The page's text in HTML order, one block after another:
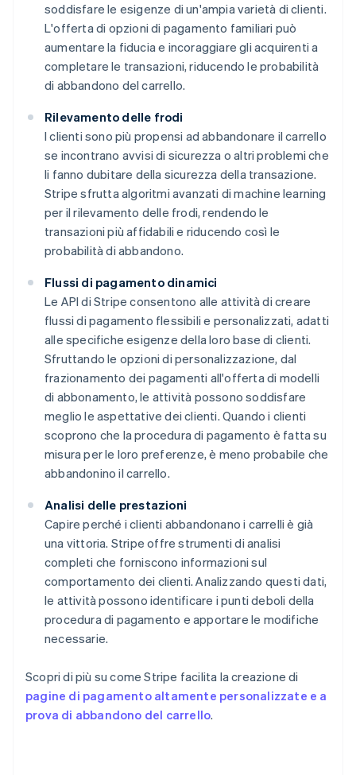
soddisfare le esigenze di un'ampia varietà di clienti.
L'offerta di opzioni di pagamento familiari può
aumentare la fiducia e incoraggiare gli acquirenti a
completare le transazioni, riducendo le probabilità
di abbandono del carrello.
Rilevamento delle frodi
I clienti sono più propensi ad abbandonare il carrello
se incontrano avvisi di sicurezza o altri problemi che
li fanno dubitare della sicurezza della transazione.
Stripe sfrutta algoritmi avanzati di machine learning
per il rilevamento delle frodi, rendendo le
transazioni più affidabili e riducendo così le
probabilità di abbandono.
Flussi di pagamento dinamici
Le API di Stripe consentono alle attività di creare
flussi di pagamento flessibili e personalizzati, adatti
alle specifiche esigenze della loro base di clienti.
Sfruttando le opzioni di personalizzazione, dal
frazionamento dei pagamenti all'offerta di modelli
di abbonamento, le attività possono soddisfare
meglio le aspettative dei clienti. Quando i clienti
scoprono che la procedura di pagamento è fatta su
misura per le loro preferenze, è meno probabile che
abbandonino il carrello.
Analisi delle prestazioni
Capire perché i clienti abbandonano i carrelli è già
una vittoria. Stripe offre strumenti di analisi
completi che forniscono informazioni sul
comportamento dei clienti. Analizzando questi dati,
le attività possono identificare i punti deboli della
procedura di pagamento e apportare le modifiche
necessarie.
Scopri di più su come Stripe facilita la creazione di
pagine di pagamento altamente personalizzate e a
prova di abbandono del carrello.